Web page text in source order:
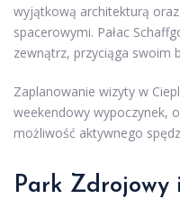
wyjątkową architekturą
spacerowymi. Pałac
zewnątrz, przyciąga swoim
Zaplanowanie wizyty w
weekendowy wypoczynek,
możliwość aktywnego
Park Zdrojowy